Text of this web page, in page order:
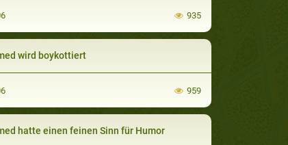
935
wird boykottiert
959
hatte einen feinen Sinn für Humor